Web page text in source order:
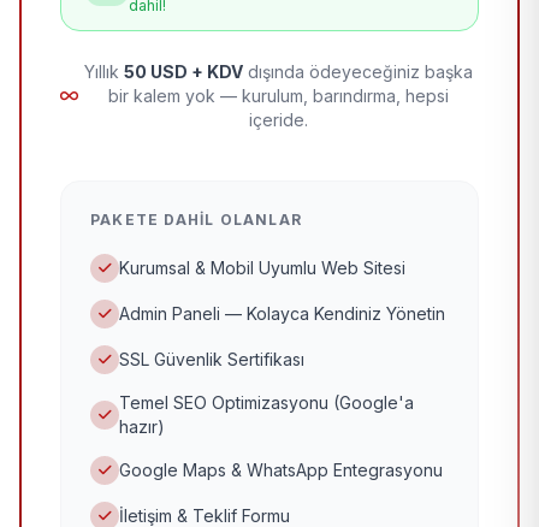
dahil!
Yıllık 50 USD + KDV dışında ödeyeceğiniz başka
bir kalem yok — kurulum, barındırma, hepsi
içeride.
PAKETE DAHIL OLANLAR
Kurumsal & Mobil Uyumlu Web Sitesi
Admin Paneli — Kolayca Kendiniz Yönetin
SSL Güvenlik Sertifikası
Temel SEO Optimizasyonu (Google'a
hazır)
Google Maps & WhatsApp Entegrasyonu
İletişim & Teklif Formu